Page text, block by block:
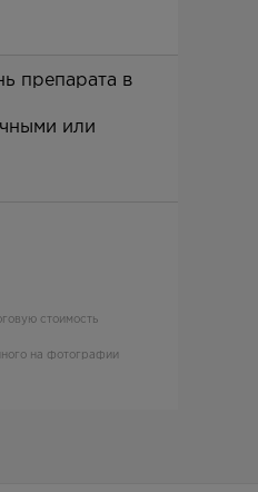
препарата в
или
стоимость
на фотографии